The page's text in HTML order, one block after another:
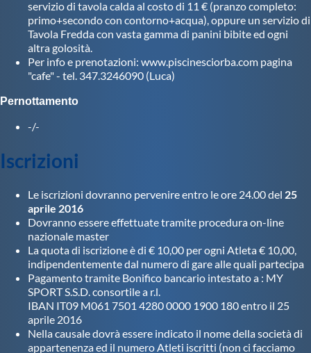
Galleria fotografica
Videogallery
Intranet
Webmail
Mappa del sito
servizio di tavola calda al costo di 11 € (pranzo completo:
primo+secondo con contorno+acqua), oppure un servizio di
Tavola Fredda con vasta gamma di panini bibite ed ogni
altra golosità.
Per info e prenotazioni: www.piscinesciorba.com pagina
"cafe" - tel. 347.3246090 (Luca)
Pernottamento
-/-
Iscrizioni
Le iscrizioni dovranno pervenire entro le ore 24.00 del 25
aprile 2016
Dovranno essere effettuate tramite procedura on-line
nazionale master
La quota di iscrizione è di € 10,00 per ogni Atleta € 10,00,
indipendentemente dal numero di gare alle quali partecipa
Pagamento tramite Bonifico bancario intestato a : MY
SPORT S.S.D. consortile a r.l.
IBAN IT09 M061 7501 4280 0000 1900 180 entro il 25
aprile 2016
Nella causale dovrà essere indicato il nome della società di
appartenenza ed il numero Atleti iscritti (non ci facciamo